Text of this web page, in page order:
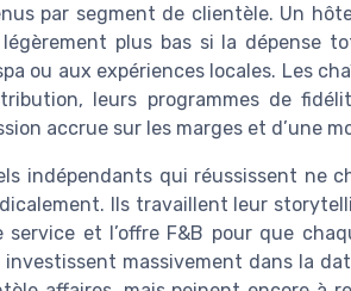
par segment de clientèle. Un
plus bas si la dépense
ou aux expériences locales. Les
leurs programmes de
accrue sur les marges et d’une
indépendants qui réussissent ne
Ils travaillent leur
et l’offre F&B pour que
massivement dans la